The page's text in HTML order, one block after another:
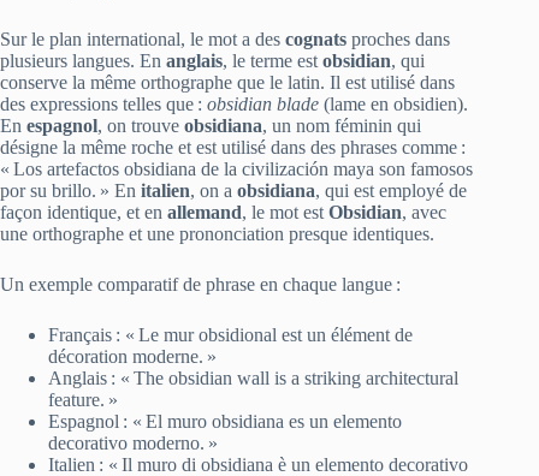
Sur le plan international, le mot a des cognats proches dans
plusieurs langues. En anglais, le terme est obsidian, qui
conserve la même orthographe que le latin. Il est utilisé dans
des expressions telles que : obsidian blade (lame en obsidien).
En espagnol, on trouve obsidiana, un nom féminin qui
désigne la même roche et est utilisé dans des phrases comme :
« Los artefactos obsidiana de la civilización maya son famosos
por su brillo. » En italien, on a obsidiana, qui est employé de
façon identique, et en allemand, le mot est Obsidian, avec
une orthographe et une prononciation presque identiques.
Un exemple comparatif de phrase en chaque langue :
Français : « Le mur obsidional est un élément de
décoration moderne. »
Anglais : « The obsidian wall is a striking architectural
feature. »
Espagnol : « El muro obsidiana es un elemento
decorativo moderno. »
Italien : « Il muro di obsidiana è un elemento decorativo